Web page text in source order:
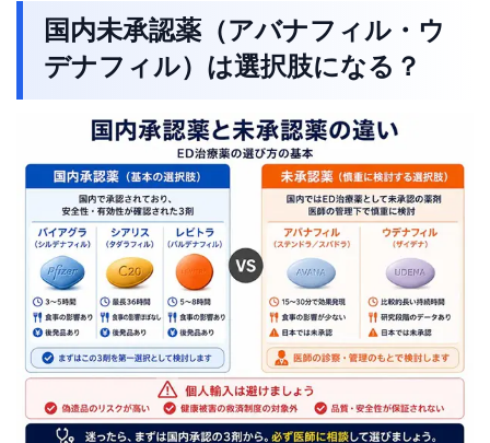
国内未承認薬（アバナフィル・ウ
デナフィル）は選択肢になる？